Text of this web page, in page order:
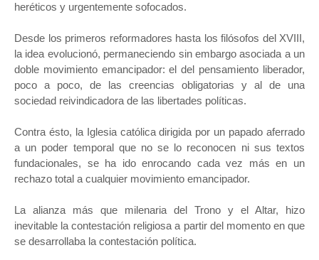
heréticos y urgentemente sofocados.
Desde los primeros reformadores hasta los filósofos del XVIII,
la idea evolucionó, permaneciendo sin embargo asociada a un
doble movimiento emancipador: el del pensamiento liberador,
poco a poco, de las creencias obligatorias y al de una
sociedad reivindicadora de las libertades políticas.
Contra ésto, la Iglesia católica dirigida por un papado aferrado
a un poder temporal que no se lo reconocen ni sus textos
fundacionales, se ha ido enrocando cada vez más en un
rechazo total a cualquier movimiento emancipador.
La alianza más que milenaria del Trono y el Altar, hizo
inevitable la contestación religiosa a partir del momento en que
se desarrollaba la contestación política.